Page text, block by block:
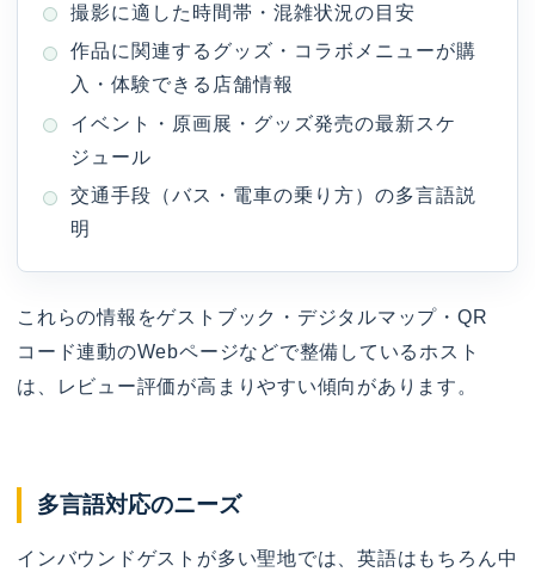
撮影に適した時間帯・混雑状況の目安
作品に関連するグッズ・コラボメニューが購
入・体験できる店舗情報
イベント・原画展・グッズ発売の最新スケ
ジュール
交通手段（バス・電車の乗り方）の多言語説
明
これらの情報をゲストブック・デジタルマップ・QR
コード連動のWebページなどで整備しているホスト
は、レビュー評価が高まりやすい傾向があります。
多言語対応のニーズ
インバウンドゲストが多い聖地では、英語はもちろん中